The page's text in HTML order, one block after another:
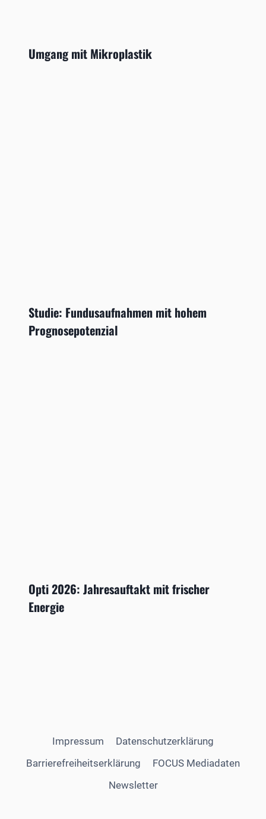
Umgang mit Mikroplastik
Studie: Fundusaufnahmen mit hohem
Prognosepotenzial
Opti 2026: Jahresauftakt mit frischer
Energie
Impressum
Datenschutzerklärung
Barrierefreiheitserklärung
FOCUS Mediadaten
Newsletter